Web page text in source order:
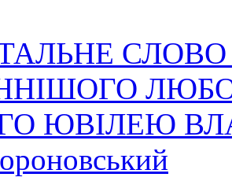
ЮВІЛЕЮ